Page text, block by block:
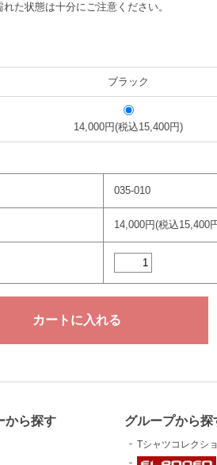
た状態は十分にご注意ください。
ブラック
14,000円(税込15,400円)
035-010
14,000円(税込15,400
から探す グループから探
Tシャツコレクシ